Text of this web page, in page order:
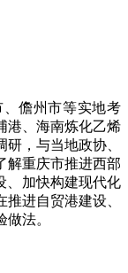
儋州市等实地考
港、海南炼化乙烯
，与当地政协、
解重庆市推进西部
、加快构建现代化
进自贸港建设、
法。